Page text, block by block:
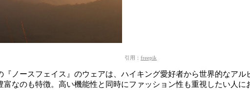
引用： freepik
ノースフェイス』のウェアは、 ハイキング愛好者から世界的なアル
なのも特徴。 高い機能性と同時にファッション性も重視したい人に